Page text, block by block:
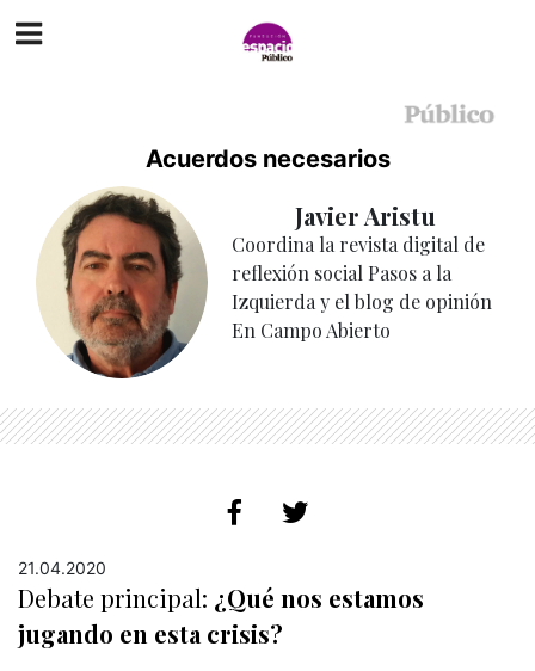
Acuerdos necesarios
Javier Aristu
Coordina la revista digital de
reflexión social Pasos a la
Izquierda y el blog de opinión
En Campo Abierto
21.04.2020
Debate principal: ¿Qué nos estamos
jugando en esta crisis?